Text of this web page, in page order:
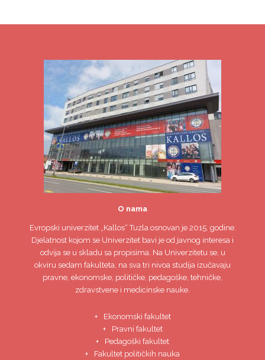
O nama
Evropski univerzitet„Kallos“ Tuzla osnovan je 2015. godine.
Djelatnost kojom se Univerzitet bavi je od javnog interesa i
odvija se u skladu sa propisima. Na Univerzitetu se, u
okviru sedam fakulteta, na sva tri nivoa studija izučavaju
pravne, ekonomske, političke, pedagoške, tehničke,
zdravstvene i medicinske nauke.
Ekonomski fakultet
Pravni fakultet
Pedagoški fakultet
Fakultet političkih nauka